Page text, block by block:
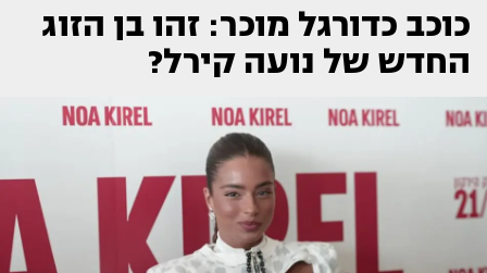
כוכב כדורגל מוכר: זהו בן הזוג
החדש של נועה קירל?